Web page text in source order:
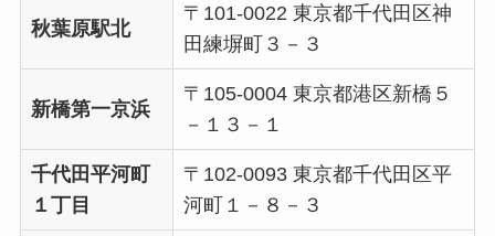
秋葉原駅北
〒101-0022 東京都千代田区神
田練塀町３－３
新橋第一京浜
〒105-0004 東京都港区新橋５
－１３－１
千代田平河町
１丁目
〒102-0093 東京都千代田区平
河町１－８－３